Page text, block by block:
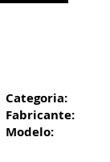
Categoria:
Fabricante:
Modelo: